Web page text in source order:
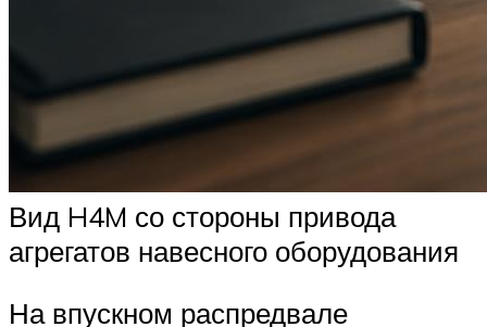
Вид H4M со стороны привода
агрегатов навесного оборудования
На впускном распредвале